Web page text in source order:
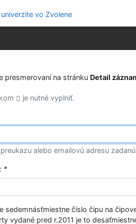
presmerovaní na stránku Detail
je nutné vyplniť.
alebo emailovú adresu
*
sedemnásťmiestne číslo čipu na
vydané pred r.2011 je to